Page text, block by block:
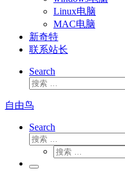
Linux电脑
MAC电脑
新奇特
联系站长
Search
搜
自由鸟
Search
搜
搜
主